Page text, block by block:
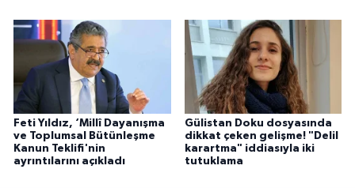
Feti Yıldız, ‘Millî Dayanışma
ve Toplumsal Bütünleşme
Kanun Teklifi'nin
ayrıntılarını açıkladı
Gülistan Doku dosyasında
dikkat çeken gelişme! "Delil
karartma" iddiasıyla iki
tutuklama